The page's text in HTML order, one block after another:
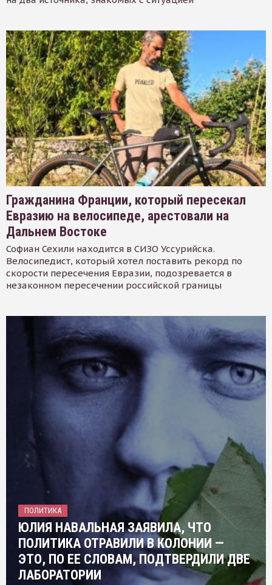
Гражданина Франции, который пересекал
Евразию на велосипеде, арестовали на
Дальнем Востоке
Софиан Сехили находится в СИЗО Уссурийска.
Велосипедист, который хотел поставить рекорд по
скорости пересечения Евразии, подозревается в
незаконном пересечении российской границы
ПОЛИТИКА
ЮЛИЯ НАВАЛЬНАЯ ЗАЯВИЛА, ЧТО
ПОЛИТИКА ОТРАВИЛИ В КОЛОНИИ —
ЭТО, ПО ЕЕ СЛОВАМ, ПОДТВЕРДИЛИ ДВЕ
ЛАБОРАТОРИИ